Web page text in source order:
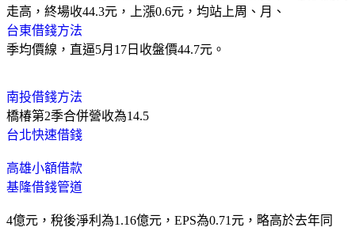
走高，終場收44.3元，上漲0.6元，均站上周、月、
台東借錢方法
季均價線，直逼5月17日收盤價44.7元。
南投借錢方法
橋椿第2季合併營收為14.5
台北快速借錢
高雄小額借款
基隆借錢管道
4億元，稅後淨利為1.16億元，EPS為0.71元，略高於去年同